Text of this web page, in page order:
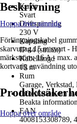
Kulör
Svart
Driftspänning
230 V
Kapsling
IP 44 (striltät)
Kabellängd
15 m
Rum
Garage,
Information om
Beakta
EAN
4008153308789,
Beskrivning
Hoppa över område
Förlängningskabel
skarvuttag 15 m svart -
märkström: 16 A - max.
kortvarig användning
Hoppa över område